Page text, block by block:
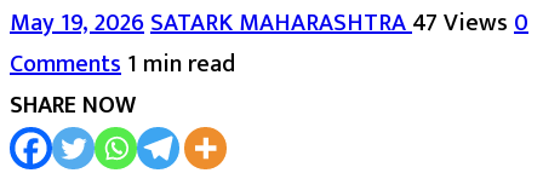
May 19, 2026SATARK MAHARASHTRA47 Views0
Comments1 min read
SHARE NOW